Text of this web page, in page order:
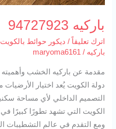
باركيه 94727923
اترك تعليقاً / ديكور حوائط بالكويت
باركيه /
maryoma6161
مقدمة عن باركيه الخشب
دولة الكويت يُعد اختيار
التصميم الداخلي لأي مساحة
الكويت التي تشهد تطورًا كبيرًا
ومع التقدم في عالم التشطيبات